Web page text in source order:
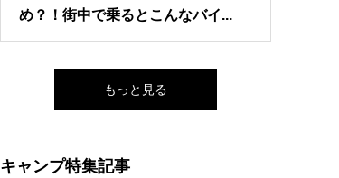
め？！街中で乗るとこんなバイ...
もっと見る
キャンプ特集記事